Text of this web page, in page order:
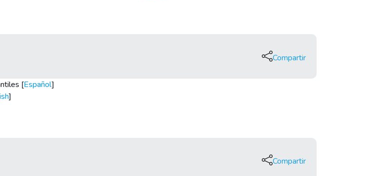
Compartir
[Español]
]
Compartir